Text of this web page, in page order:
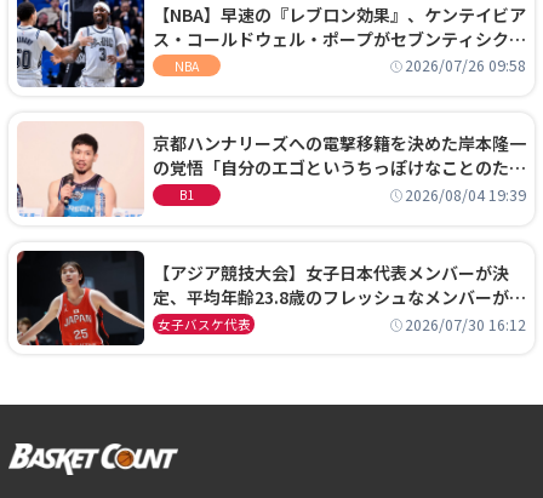
【NBA】早速の『レブロン効果』、ケンテイビア
ス・コールドウェル・ポープがセブンティシクサ
ーズに1年契約で加入
NBA 2026/07/26 09:58
京都ハンナリーズへの電撃移籍を決めた岸本隆一
の覚悟「自分のエゴというちっぽけなことのため
に、京都に来たわけではない」
B1 2026/08/04 19:39
【アジア競技大会】女子日本代表メンバーが決
定、平均年齢23.8歳のフレッシュなメンバーが日
本開催の大舞台で頂点を狙う
女子バスケ代表 2026/07/30 16:12